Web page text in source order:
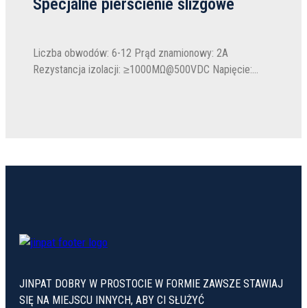
Specjalne pierścienie ślizgowe
Liczba obwodów: 6-12 Prąd znamionowy: 2A
Rezystancja izolacji: ≥1000MΩ@500VDC Napięcie:
JINPAT DOBRY W PROSTOCIE W FORMIE ZAWSZE STAWIAJ
SIĘ NA MIEJSCU INNYCH, ABY CI SŁUŻYĆ